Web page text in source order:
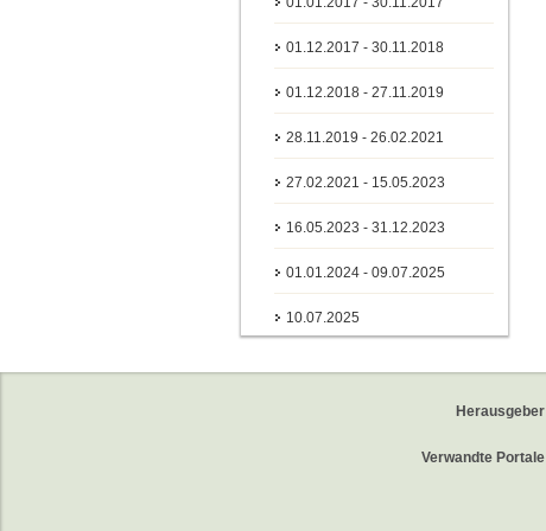
01.12.2017 - 30.11.2018
01.12.2018 - 27.11.2019
28.11.2019 - 26.02.2021
27.02.2021 - 15.05.2023
16.05.2023 - 31.12.2023
01.01.2024 - 09.07.2025
10.07.2025
Herausgeber
Verwandte Portale